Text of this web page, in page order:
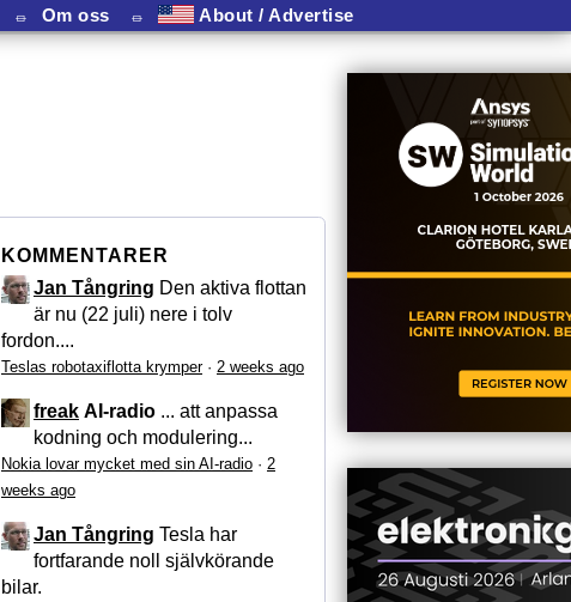
⏛ Om oss ⏛ About / Advertise
KOMMENTARER
Jan Tångring Den aktiva flottan
är nu (22 juli) nere i tolv
fordon....
Teslas robotaxiflotta krymper· 2 weeks ago
freak AI-radio ... att anpassa
kodning och modulering...
Nokia lovar mycket med sin AI-radio · 2
weeks ago
Jan Tångring Tesla har
fortfarande noll självkörande
bilar.